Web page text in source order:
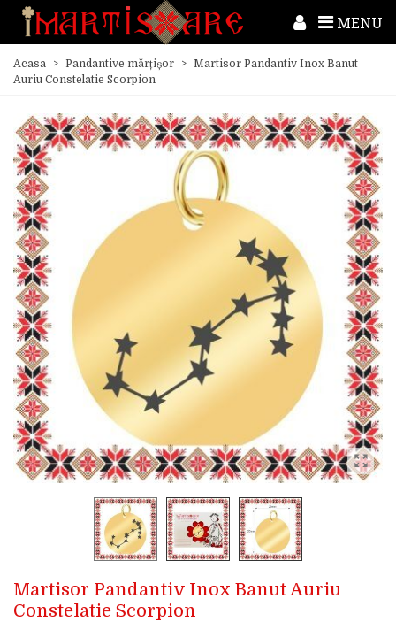
MENU
Acasa > Pandantive mărțișor > Martisor Pandantiv Inox Banut
Auriu Constelatie Scorpion
Martisor Pandantiv Inox Banut Auriu
Constelatie Scorpion